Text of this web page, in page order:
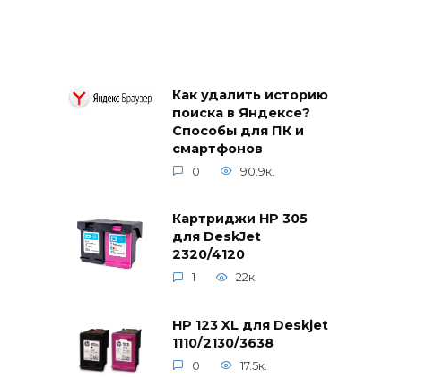
Как удалить историю
поиска в Яндексе?
Способы для ПК и
смартфонов
0 90.9к.
Картриджи HP 305
для DeskJet
2320/4120
1 22к.
HP 123 XL для Deskjet
1110/2130/3638
0 17.5к.